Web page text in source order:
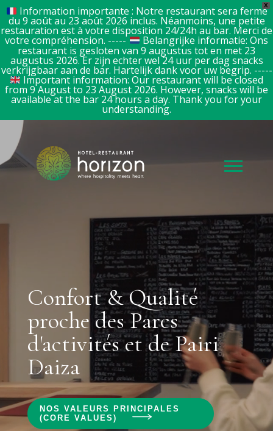
X
Information importante : Notre restaurant sera fermé
du 9 août au 23 août 2026 inclus. Néanmoins, une petite
restauration est à votre disposition 24/24h au bar. Merci de
votre compréhension. ----- Belangrijke informatie: Ons
restaurant is gesloten van 9 augustus tot en met 23
augustus 2026. Er zijn echter wel 24 uur per dag snacks
verkrijgbaar aan de bar. Hartelijk dank voor uw begrip. -----
Important information: Our restaurant will be closed
from 9 August to 23 August 2026. However, snacks will be
available at the bar 24 hours a day. Thank you for your
understanding.
Confort & Qualité
proche des Parcs
d'activités et de Pairi
Daiza
NOS VALEURS PRINCIPALES
(CORE VALUES)